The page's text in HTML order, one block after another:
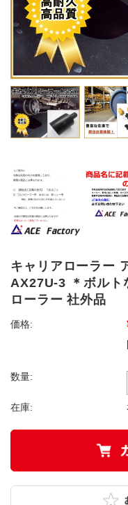
キャリアローラー
AX27U-3 ＊ボルト
ローラー 社外品
価格:
数量:
在庫: